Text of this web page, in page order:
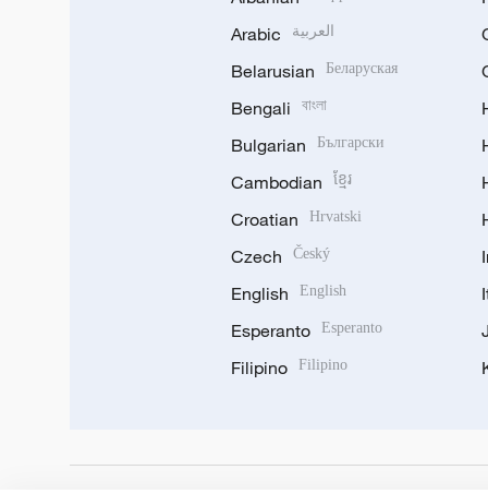
Arabic العربية
Belarusian Беларуская
Bengali বাংলা
Bulgarian Български
Cambodian ខ្មែរ
Croatian Hrvatski
Czech Český
English English
Esperanto Esperanto
Filipino Filipino